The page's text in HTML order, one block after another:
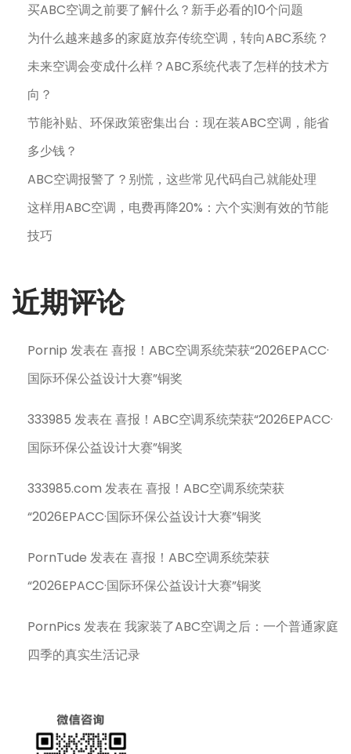
买ABC空调之前要了解什么？新手必看的10个问题
为什么越来越多的家庭放弃传统空调，转向ABC系统？
未来空调会变成什么样？ABC系统代表了怎样的技术方
向？
节能补贴、环保政策密集出台：现在装ABC空调，能省
多少钱？
ABC空调报警了？别慌，这些常见代码自己就能处理
这样用ABC空调，电费再降20%：六个实测有效的节能
技巧
近期评论
Pornip 发表在喜报！ABC空调系统荣获“2026EPACC·
国际环保公益设计大赛”铜奖
333985 发表在喜报！ABC空调系统荣获“2026EPACC·
国际环保公益设计大赛”铜奖
333985.com 发表在喜报！ABC空调系统荣获
“2026EPACC·国际环保公益设计大赛”铜奖
PornTude 发表在喜报！ABC空调系统荣获
“2026EPACC·国际环保公益设计大赛”铜奖
PornPics 发表在我家装了ABC空调之后：一个普通家庭
四季的真实生活记录